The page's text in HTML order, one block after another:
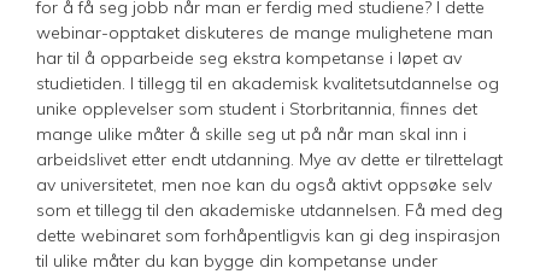
for å få seg jobb når man er ferdig med studiene? I dette
webinar-opptaket diskuteres de mange mulighetene man
har til å opparbeide seg ekstra kompetanse i løpet av
studietiden. I tillegg til en akademisk kvalitetsutdannelse og
unike opplevelser som student i Storbritannia, finnes det
mange ulike måter å skille seg ut på når man skal inn i
arbeidslivet etter endt utdanning. Mye av dette er tilrettelagt
av universitetet, men noe kan du også aktivt oppsøke selv
som et tillegg til den akademiske utdannelsen. Få med deg
dette webinaret som forhåpentligvis kan gi deg inspirasjon
til ulike måter du kan bygge din kompetanse under